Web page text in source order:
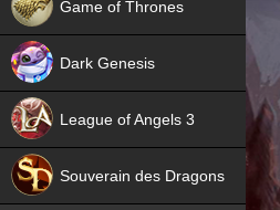
Game of Thrones
Dark Genesis
League of Angels 3
Souverain des Dragons